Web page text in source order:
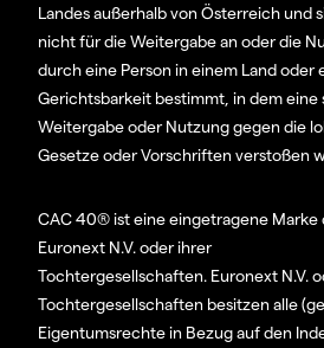
Landes außerhalb von Österreich und
nicht für die Weitergabe an oder die
durch eine Person in einem Land oder
Gerichtsbarkeit bestimmt, in dem eine
Weitergabe oder Nutzung gegen die
Gesetze oder Vorschriften verstoßen
CAC 40® ist eine eingetragene Marke
Euronext N.V. oder ihrer
Tochtergesellschaften. Euronext N.V.
Tochtergesellschaften besitzen alle
Eigentumsrechte in Bezug auf den